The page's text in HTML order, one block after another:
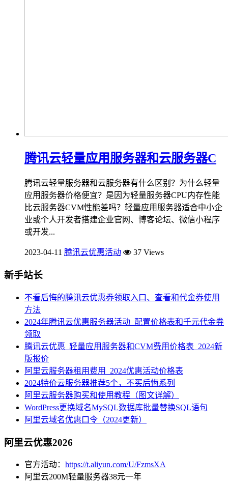
腾讯云轻量应用服务器和云服务器C
腾讯云轻量服务器和云服务器有什么区别？为什么轻量
应用服务器价格便宜？是因为轻量服务器CPU内存性能
比云服务器CVM性能差吗？轻量应用服务器适合中小企
业或个人开发者搭建企业官网、博客论坛、微信小程序
或开发...
2023-04-11 腾讯云优惠活动 37 Views
新手站长
不看后悔的腾讯云优惠券领取入口、查看和代金券使用
方法
2024年腾讯云优惠服务器活动_配置价格表和千元代金券
领取
腾讯云优惠_轻量应用服务器和CVM费用价格表_2024新
版报价
阿里云服务器租用费用_2024优惠活动价格表
2024特价云服务器推荐5个，不买后悔系列
阿里云服务器购买和使用教程（图文详解）
WordPress更换域名MySQL数据库批量替换SQL语句
阿里云域名优惠口令（2024更新）
阿里云优惠2026
官方活动： https://t.aliyun.com/U/FzmsXA
阿里云200M轻量服务器38元一年